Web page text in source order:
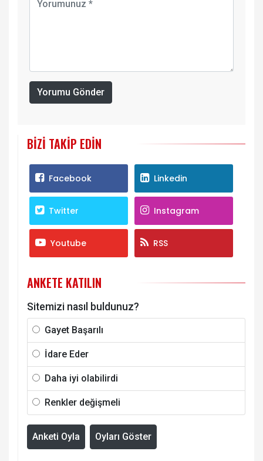
Yorumu Gönder
BIZI TAKIP EDIN
Facebook Linkedin
Twitter Instagram
Youtube RSS
ANKETE KATILIN
Sitemizi nasıl buldunuz?
Gayet Başarılı
İdare Eder
Daha iyi olabilirdi
Renkler değişmeli
Anketi Oyla Oyları Göster